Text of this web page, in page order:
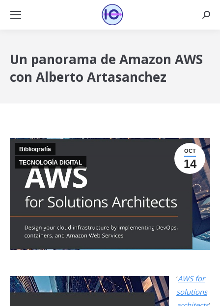
Un panorama de Amazon AWS
con Alberto Artasanchez
OCT
14
Bibliografía
TECNOLOGÍA DIGITAL
‘AWS for
solutions